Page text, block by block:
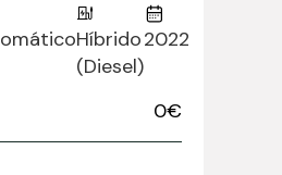
Híbrido
(Diesel)
2022
0€